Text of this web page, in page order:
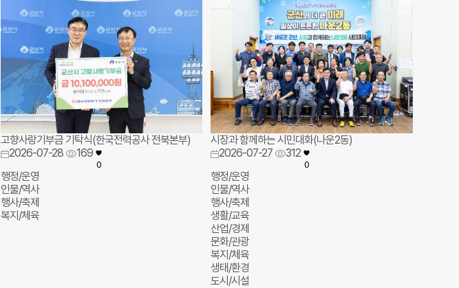
고향사랑기부금 기탁식(한국전력공사 전북본부)
2026-07-28
169
0
행정/운영
인물/역사
행사/축제
복지/체육
시장과 함께하는 시민대화(나운2동)
2026-07-27
312
0
행정/운영
인물/역사
행사/축제
생활/교육
산업/경제
문화/관광
복지/체육
생태/환경
도시/시설